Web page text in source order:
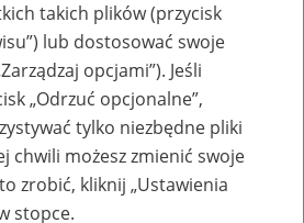
lub
zakładów pracy
takich plików (przycisk
lub dostosować swoje
opcjami”). Jeśli
„Odrzuć opcjonalne”,
tylko niezbędne pliki
chwili możesz zmienić swoje
zrobić, kliknij „Ustawienia
stopce.